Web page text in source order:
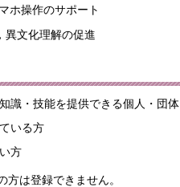
ホ操作のサポート
異文化理解の促進
識・技能を提供できる個人・団体
いる方
方
は登録できません。